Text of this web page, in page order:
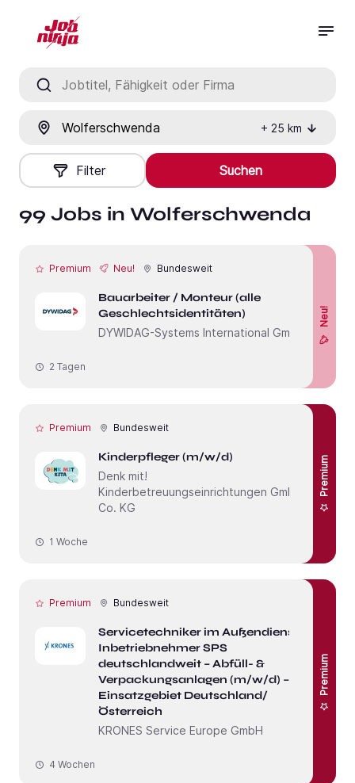
+ 25 km
Filter Suchen
99 Jobs in Wolferschwenda
Premium Neu! Bundesweit
Bauarbeiter / Monteur (alle
Geschlechtsidentitäten)
DYWIDAG-Systems International GmbH
Neu!
2 Tagen
Premium Bundesweit
Kinderpfleger (m/w/d)
Denk mit!
Kinderbetreuungseinrichtungen GmbH &
Co. KG
Premium
1 Woche
Premium Bundesweit
Servicetechniker im Außendienst /
Inbetriebnehmer SPS
deutschlandweit – Abfüll- &
Verpackungsanlagen (m/w/d) –
Einsatzgebiet Deutschland/
Österreich
KRONES Service Europe GmbH
Premium
4 Wochen